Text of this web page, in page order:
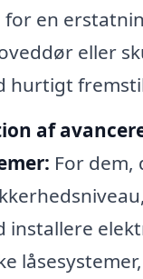
en
eller
hurtigt
af
For dem,
installere